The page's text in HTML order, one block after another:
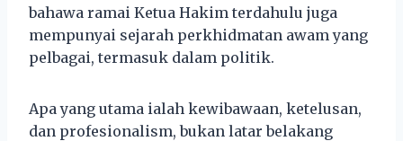
bahawa ramai Ketua Hakim terdahulu juga
mempunyai sejarah perkhidmatan awam yang
pelbagai, termasuk dalam politik.
Apa yang utama ialah kewibawaan, ketelusan,
dan profesionalism, bukan latar belakang